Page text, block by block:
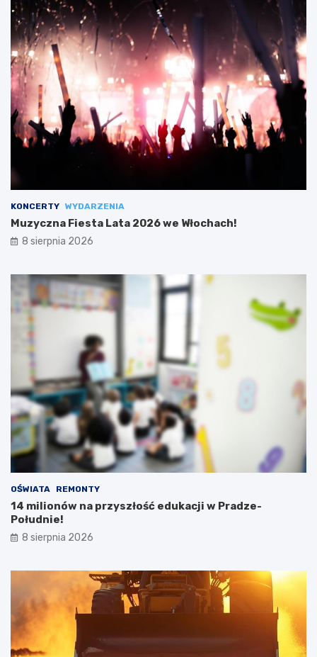
KONCERTY WYDARZENIA
Muzyczna Fiesta Lata 2026 we Włochach!
8 sierpnia 2026
OŚWIATA REMONTY
14 milionów na przyszłość edukacji w Pradze-
Południe!
8 sierpnia 2026